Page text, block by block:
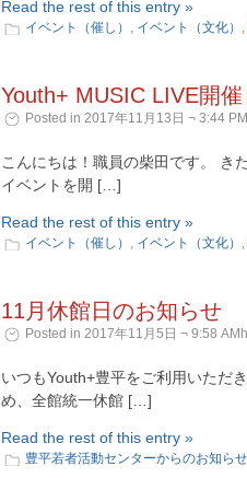
Read the rest of this entry »
イベント（催し） , イベント（文化） ,
Youth+ MUSIC LIVE開
Posted in 2017年11月13日 ¬ 3:44
こんにちは！職員の柴田です。 き
イベントを開 […]
Read the rest of this entry »
イベント（催し） , イベント（文化） ,
11月休館日のお知らせ
Posted in 2017年11月5日 ¬ 9:58
いつもYouth+豊平をご利用いただ
め、全館統一休館 […]
Read the rest of this entry »
豊平若者活動センターからのお知らせ